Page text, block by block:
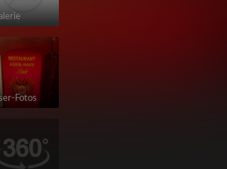
Fotos